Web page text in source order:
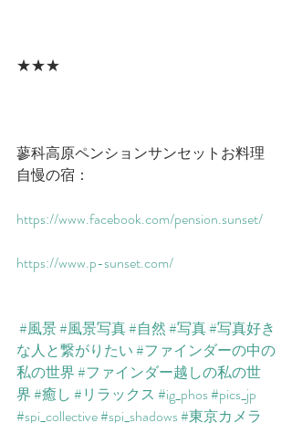
★★★
蓼科高原ペンションサンセットお料理
自慢の宿：
https://www.facebook.com/pension.sunset/​
https://www.p-sunset.com/​​
#風景#風景写真#自然#写真#写真好き
な人と繋がりたい#ファインダーの中の
私の世界#ファインダー越しの私の世
界#癒し #リラックス #ig_phos#pics_jp
#spi_collective#spi_shadows#東京カメラ